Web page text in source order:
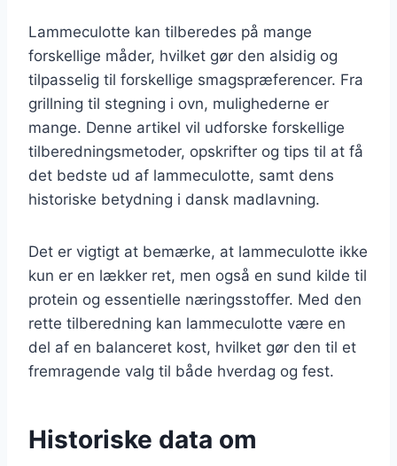
Lammeculotte kan tilberedes på mange
forskellige måder, hvilket gør den alsidig og
tilpasselig til forskellige smagspræferencer. Fra
grillning til stegning i ovn, mulighederne er
mange. Denne artikel vil udforske forskellige
tilberedningsmetoder, opskrifter og tips til at få
det bedste ud af lammeculotte, samt dens
historiske betydning i dansk madlavning.
Det er vigtigt at bemærke, at lammeculotte ikke
kun er en lækker ret, men også en sund kilde til
protein og essentielle næringsstoffer. Med den
rette tilberedning kan lammeculotte være en
del af en balanceret kost, hvilket gør den til et
fremragende valg til både hverdag og fest.
Historiske data om